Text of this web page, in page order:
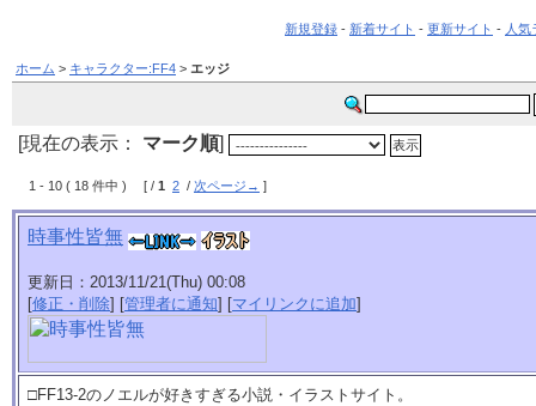
新規登録 - 新着サイト - 更新サイト - 人
ホーム > キャラクター:FF4 > エッジ
[現在の表示： マーク順]
1 - 10 ( 18 件中 ) [ / 1 2 / 次ページ→ ]
時事性皆無
更新日：2013/11/21(Thu) 00:08
[修正・削除] [管理者に通知] [マイリンクに追加]
□FF13-2のノエルが好きすぎる小説・イラストサイト。